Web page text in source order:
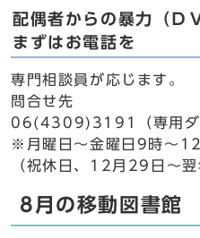
配偶者からの暴力（Ｄ
まずはお電話を
専門相談員が応じます。
問合せ先
06(4309)3191（専用ダ
※月曜日～金曜日9時～
（祝休日、12月29日～
8月の移動図書館